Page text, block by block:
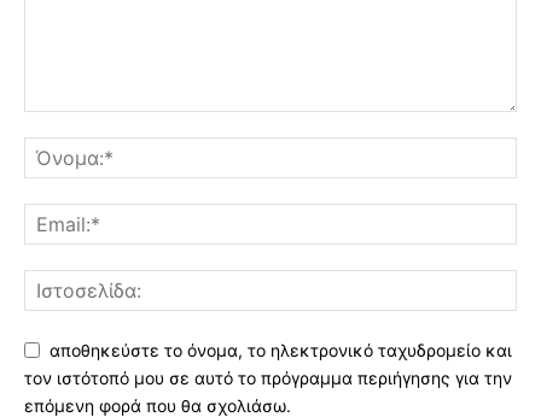
αποθηκεύστε το όνομα, το ηλεκτρονικό ταχυδρομείο και
τον ιστότοπό μου σε αυτό το πρόγραμμα περιήγησης για την
επόμενη φορά που θα σχολιάσω.